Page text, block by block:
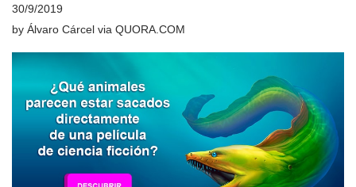
30/9/2019
by Álvaro Cárcel via QUORA.COM